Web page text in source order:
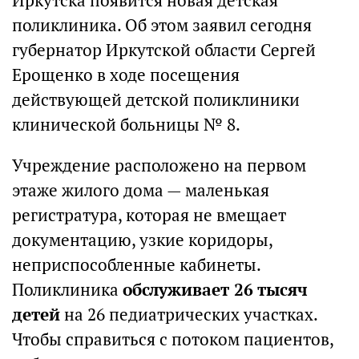
поликлиника. Об этом заявил сегодня
губернатор Иркутской области Сергей
Ерощенко в ходе посещения
действующей детской поликлиники
клинической больницы № 8.
Учреждение расположено на первом
этаже жилого дома — маленькая
регистратура, которая не вмещает
документацию, узкие коридоры,
неприспособленные кабинеты.
Поликлиника обслуживает 26 тысяч
детейна 26 педиатрических участках.
Чтобы справиться с потоком пациентов,